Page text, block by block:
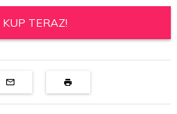
KUP TERAZ!